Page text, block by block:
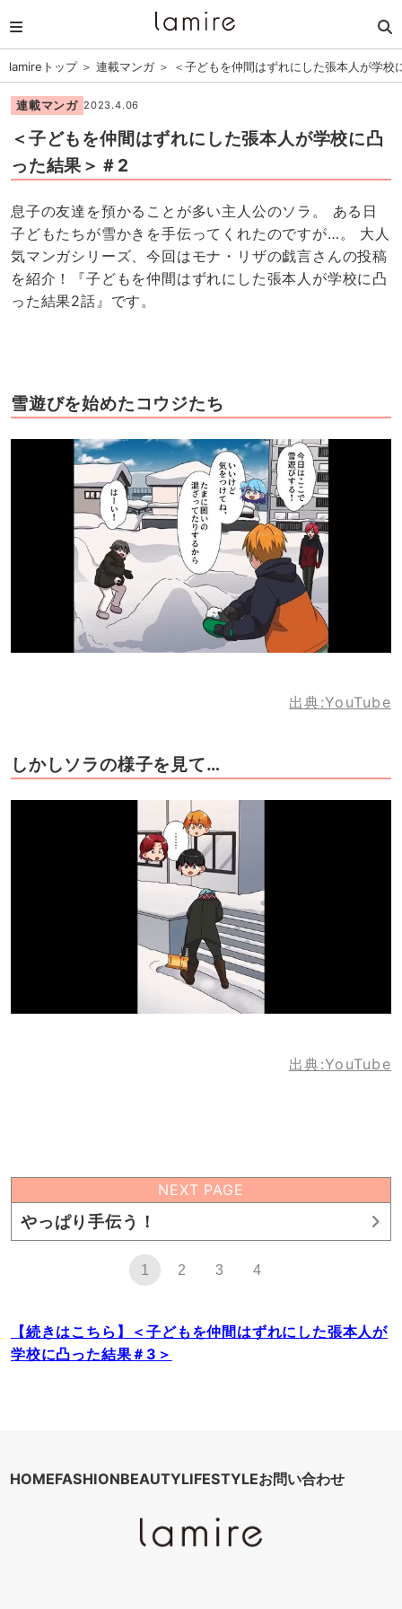
lamireトップ＞ 連載マンガ＞ ＜子どもを仲間はずれにした張本人が学校
連載マンガ 2023.4.06
＜子どもを仲間はずれにした張本人が学校に凸
った結果＞＃2
息子の友達を預かることが多い主人公のソラ。 ある日
子どもたちが雪かきを手伝ってくれたのですが…。 大人
気マンガシリーズ、今回はモナ・リザの戯言さんの投稿
を紹介！『子どもを仲間はずれにした張本人が学校に凸
った結果2話』です。
雪遊びを始めたコウジたち
出典:YouTube
しかしソラの様子を見て…
出典:YouTube
NEXT PAGE
やっぱり手伝う！
1 2 3 4
【続きはこちら】＜子どもを仲間はずれにした張本人が
学校に凸った結果＃3＞
HOMEFASHIONBEAUTYLIFESTYLEお問い合わせ